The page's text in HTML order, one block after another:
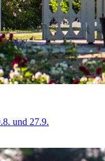
und 27.9.